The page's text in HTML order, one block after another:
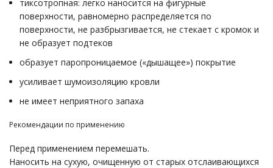
тиксотропная: легко наносится на фигурные
поверхности, равномерно распределяется по
поверхности, не разбрызгивается, не стекает с кромок и
не образует подтеков
образует паропроницаемое («дышащее») покрытие
усиливает шумоизоляцию кровли
не имеет неприятного запаха
Рекомендации по применению
Перед применением перемешать.
Наносить на сухую, очищенную от старых отслаивающихся